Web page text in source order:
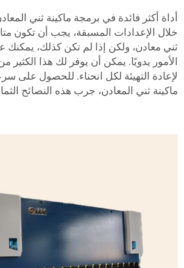
أداة أكثر فائدة في برمجة ماكينة ثني
خلال الإعدادات المسبقة، يجب أن تكون
ثني معادن، ولكن إذا لم تكن كذلك،
الأمور يدويًا. يمكن أن يوفر لك هذا الكثير
لإعادة التهيئة لكل انحناء. للحصول على
ماكينة ثني المعادن، جرب هذه النصائح